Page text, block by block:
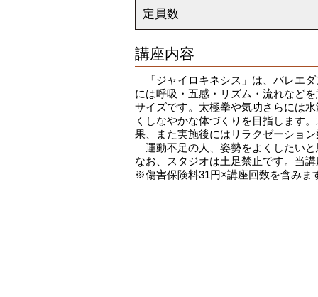
定員数
講座内容
「ジャイロキネシス」は、バレエ
には呼吸・五感・リズム・流れなど
サイズです。太極拳や気功さらには
くしなやかな体づくりを目指します
果、また実施後にはリラクゼーショ
運動不足の人、姿勢をよくしたい
なお、スタジオは土足禁止です。当
※傷害保険料31円×講座回数を含みま